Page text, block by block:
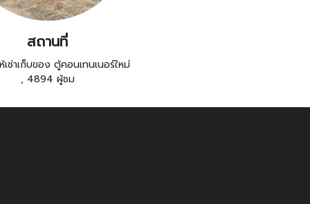
สถานที่
เช่าเก็บของ ตู้คอนเทนเนอร์ใหม่
, 4894 ผู้ชม